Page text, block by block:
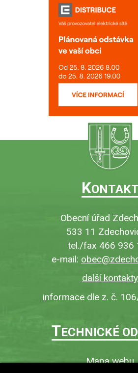
KONTAKT
Obecní úřad
533 11
tel./fax 466 936
e-mail:
další kontakty
informace dle z. č.
TECHNICKÉ
Mapa webu